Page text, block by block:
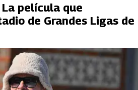
película que
de Grandes Ligas de